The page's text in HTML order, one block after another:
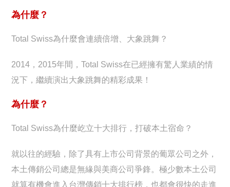
為什麼？
Total Swiss為什麼會連續倍增、大象跳舞？
2014，2015年間，Total Swiss在已經擁有驚人業績的情
況下，繼續演出大象跳舞的精彩成果！
為什麼？
Total Swiss為什麼屹立十大排行，打破本土宿命？
就以往的經驗，除了具有上市公司背景的葡眾公司之外，
本土傳銷公司總是無緣與美商公司爭鋒。極少數本土公司
就算有機會進入台灣傳銷十大排行榜，也都會很快的走進